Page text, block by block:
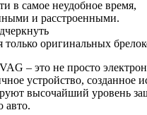
в самое неудобное время,
и расстроенными.
оригинальных
– это не просто
устройство, созданное
высочайший уровень
авто.